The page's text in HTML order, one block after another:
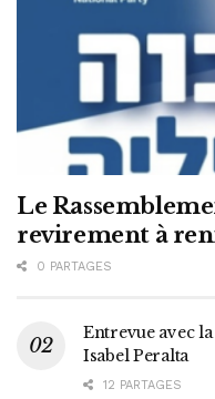
Le
revirement à
0 PARTAGES
Entrevue avec
Isabel Peralta
12 PARTAGES